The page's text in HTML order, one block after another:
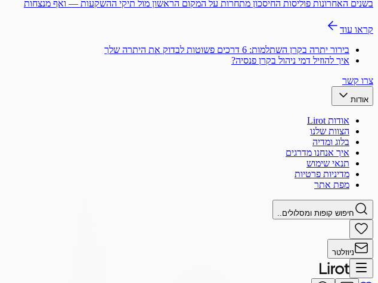
בשנים האחרונות פוליסות החיסכון מתחרות על המקום הראשון מול תיקי ההשקעות — ואף מנצחות
קראו עוד
בירור יתרה בקרן השתלמות: 6 דרכים פשוטות לבדוק את היתרה שלך
איך להוזיל דמי ניהול בקרן פנסיה?
צרו קשר
אודות
אודות Lirot
הצוות שלנו
בלוג ומדיה
איך אנחנו מדרגים
תנאי שימוש
מדיניות פרטיות
מפת אתר
חיפוש קופות ומסלולים..
ניוזלטר